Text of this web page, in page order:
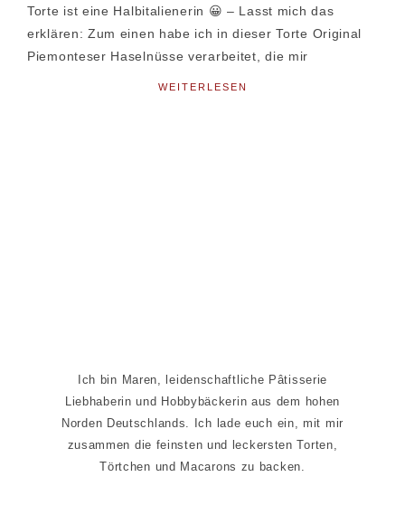
Torte ist eine Halbitalienerin 😀 – Lasst mich das
erklären: Zum einen habe ich in dieser Torte Original
Piemonteser Haselnüsse verarbeitet, die mir
WEITERLESEN
Ich bin Maren, leidenschaftliche Pâtisserie
Liebhaberin und Hobbybäckerin aus dem hohen
Norden Deutschlands. Ich lade euch ein, mit mir
zusammen die feinsten und leckersten Torten,
Törtchen und Macarons zu backen.